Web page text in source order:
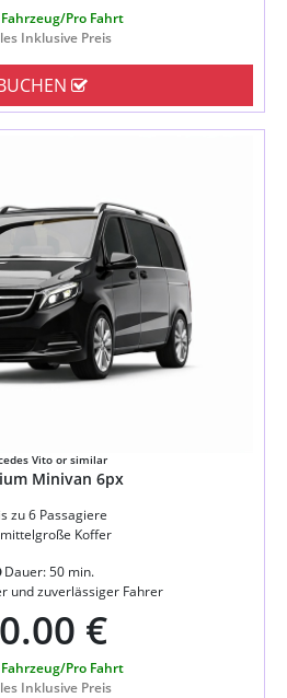
Fahrzeug/Pro Fahrt
Inklusive Preis
Vito or similar
Minivan 6px
zu 6 Passagiere
Koffer
Dauer: 50 min.
und zuverlässiger Fahrer
€
Fahrzeug/Pro Fahrt
Inklusive Preis